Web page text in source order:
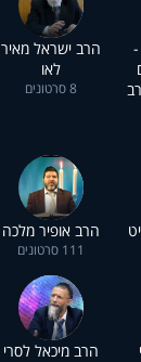
-
הרב ישראל מאיר
לאו
8 סרטונים
הרב אופיר מלכה
111 סרטונים
הרב מיכאל לסרי